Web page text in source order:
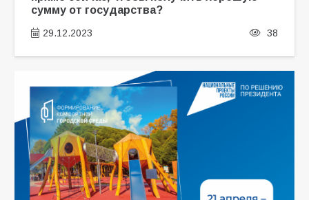
сумму от государства?
29.12.2023 38